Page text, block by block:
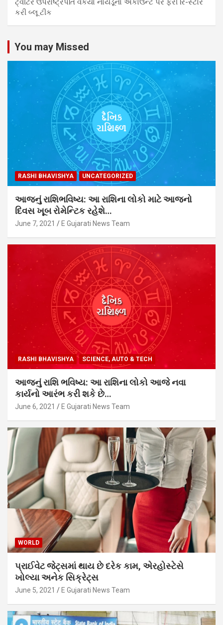
ટ્વીટરે ઉપરાષ્ટ્રપતિ વેંકૈયા નાયડૂના એકાઉન્ટ પર ફરી રિ-સ્ટોર
કરી બ્લૂ ટીક
You may Missed
RASHI BHAVISHYA UNCATEGORIZED
આજનું રાશિભવિષ્ય: આ રાશિના લોકો માટે આજનો
દિવસ ખૂબ રોમેન્ટિક રહેશે…
June 7, 2021 E Gujarati News Team
RASHI BHAVISHYA SCIENCE, AUTO & TECH
આજનું રાશિ ભવિષ્ય: આ રાશિના લોકો આજે નવા
કાર્યનો આરંભ કરી શકે છે…
June 6, 2021 E Gujarati News Team
WORLD
પ્રાઈવેટ જેટ્સમાં થાય છે દરેક કામ, એરહોસ્ટેસે
ખોલ્યા અનેક સિક્રેટ્સ
June 5, 2021 E Gujarati News Team